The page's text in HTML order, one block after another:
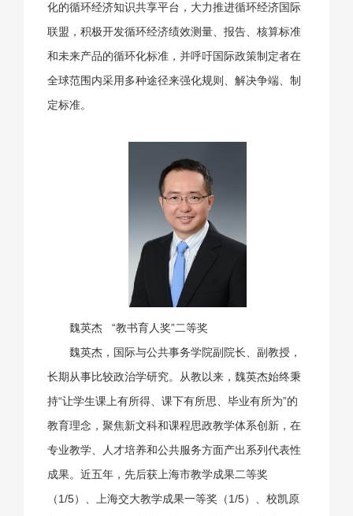
化的循环经济知识共享平台，大力推进循环经济国际
联盟，积极开发循环经济绩效测量、报告、核算标准
和未来产品的循环化标准，并呼吁国际政策制定者在
全球范围内采用多种途径来强化规则、解决争端、制
定标准。
魏英杰 “教书育人奖”二等奖
魏英杰，国际与公共事务学院副院长、副教授，
长期从事比较政治学研究。从教以来，魏英杰始终秉
持“让学生课上有所得、课下有所思、毕业有所为”的
教育理念，聚焦新文科和课程思政教学体系创新，在
专业教学、人才培养和公共服务方面产出系列代表性
成果。近五年，先后获上海市教学成果二等奖
（1/5）、上海交大教学成果一等奖（1/5）、校凯原